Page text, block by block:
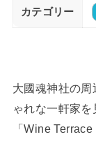
カテゴリー
大國魂神社の
ゃれな一軒家
「Wine